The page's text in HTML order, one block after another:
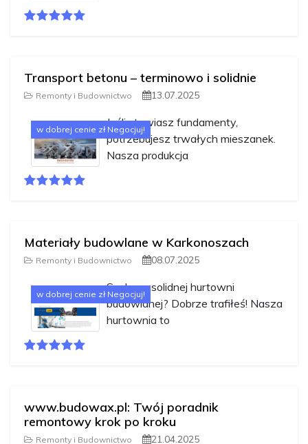
Transport betonu – terminowo i solidnie
Remonty i Budownictwo 13.07.2025
w dobrej cenie zł Negocjuj!
Jeśli stawiasz fundamenty,
potrzebujesz trwałych mieszanek.
Nasza produkcja
Materiały budowlane w Karkonoszach
Remonty i Budownictwo 08.07.2025
w dobrej cenie zł Negocjuj!
Szukasz solidnej hurtowni
budowlanej? Dobrze trafiłeś! Nasza
hurtownia to
www.budowax.pl: Twój poradnik
remontowy krok po kroku
Remonty i Budownictwo 21.04.2025